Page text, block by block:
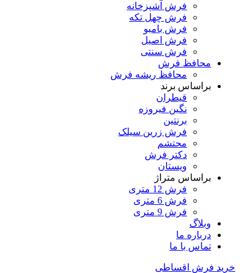
فرش آشپزخانه
فرش چهل تکه
فرش بامبو
فرش اصیل
فرش سنتی
محافظ فرش
محافظ ریشه فرش
براساس برند
قیطران
نگین فیروزه
برنتین
فرش زرین سیلک
محتشم
دکتر فرش
ویستان
براساس متراژ
فرش 12 متری
فرش 6 متری
فرش 9 متری
وبلاگ
درباره ما
تماس با ما
خرید فرش اقساطی